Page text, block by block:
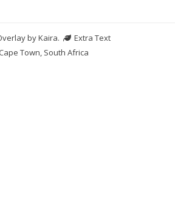
byKaira.
Extra Text
Cape Town, South Africa